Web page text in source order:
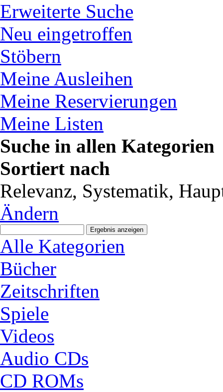
Erweiterte Suche
Neu eingetroffen
Stöbern
Meine Ausleihen
Meine Reservierungen
Meine Listen
Suche in allen Kategorien
Sortiert nach
Relevanz, Systematik,
Ändern
Alle Kategorien
Bücher
Zeitschriften
Spiele
Videos
Audio CDs
CD ROMs